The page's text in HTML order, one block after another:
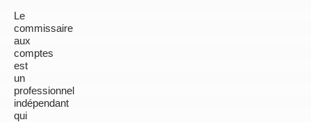
Le
commissaire
aux
comptes
est
un
professionnel
indépendant
qui